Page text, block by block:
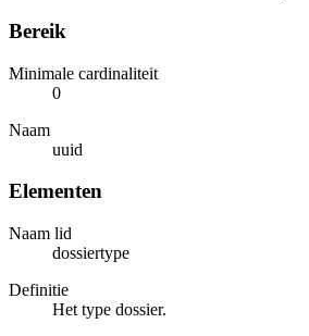
Bereik
Minimale cardinaliteit
0
Naam
uuid
Elementen
Naam lid
dossiertype
Definitie
Het type dossier.